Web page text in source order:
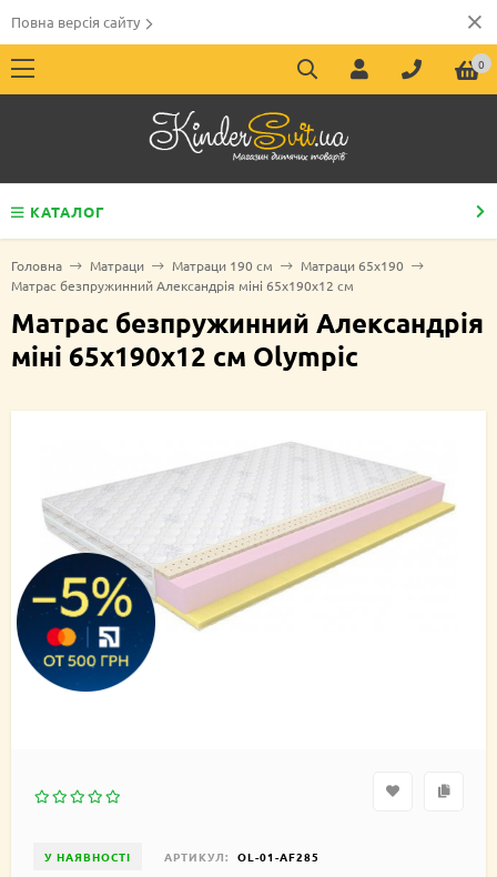
Повна версія сайту
0
КАТАЛОГ
Головна Матраци Матраци 190 см
Матраци 65х190
Матрас безпружинний Александрія міні 65х190х12 см
Матрас безпружинний Александрія
міні 65х190х12 см Olympic
У НАЯВНОСТІ АРТИКУЛ: OL-01-AF285